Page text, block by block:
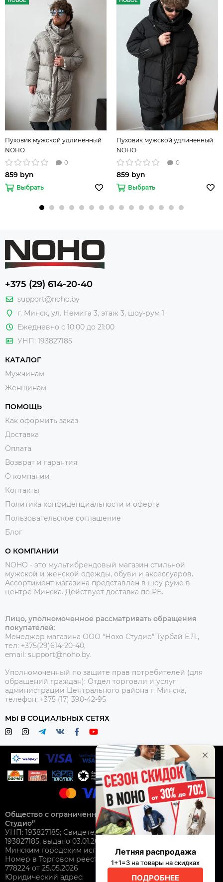
Пуховик мужской удлиненный
NOHO
0
859 byn
Выбрать
Пуховик мужской удлиненный
NOHO
0
859 byn
Выбрать
+375 (29) 614-20-40
support@noho.by
г. Минск, ул. Немига 3, этаж 3, шоу-рум 1.
Ежедневно с 10:00 до 21:00
УНП: 193827185
КАТАЛОГ
Мужчинам
Женщинам
ПОМОЩЬ
Как оформить заказ
Доставка
Оплата
Возврат и гарантия
О компании
Контакты
Политика конфиденциальности и оферта
Пользовательское соглашение
Блог
О КОМПАНИИ
NOHO - это мультибрендовый магазин стильной
мужской и женской одежды, обуви и аксессуаров.
Ассортимент магазина представлен в шоу руме в
центре Минска. Действует доставка по РБ.
Лицо, уполномоченное рассматривать обращения
покупателей:
Менеджер магазина ООО “Нохо Студио” Турбай Е.Л.,
тел: +375(29)614-20-40,
email: support@noho.by.
Уполномоченный по защите прав потребителей (для
обращений граждан): Отдел торговли и услуг
администрации Центрального района г. Минска,
телефон: +375 (17) 390-42-95
МЫ В СОЦИАЛЬНЫХ СЕТЯХ
Общество с ограниченной ответственностью “Нохо
Студио”
УНП: 193827185; Свидетельство о гос. регистрации №
193827185, выдано 03.01.2025
Минским городским исполнительным комитетом.
Номер в Торговом реестре Республики Беларусь: №
778224 от 25.05.2026
Юридический адрес: